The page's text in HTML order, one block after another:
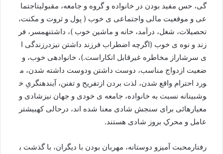
گی، حس مفيد بودن در خانواده و گروه و جامعه، مقبوليتاجتما
عی و موقعيت مالی واجتماعی ی خوب ( پول و ثروت و مکنت،
تحصیلات، شغل، دراَمد، خانه و ماشين خوب )، داشتنهمسر، فر
زند و نوه ی خوب (اگرچه اضطراب فرزند داشتن نيزدرزندگی ا
ی سرشاراز مخاطره غيرقابل انکاراست.)، خانوادهی خوب، و
ضعيت ازدواج مناسب، دوست داشتن ودوست داشته شدن، م
ورد احترام واقع شدن، لذت بردن ازتفريح و تفنن، آیندهنگریِ خ
وشبینانه نسبت به خانواده، جامعه ی خودی و جهان نیزشادی و
معیارهائی برای سنجش شادی معنا شده اند، درحالی کهبیشتر
عامل و محرکِ بروز شادی هستند.
رفتارمحبت آمیزو دوستانه، مهربان بودن با ديگران، با گذشت ب